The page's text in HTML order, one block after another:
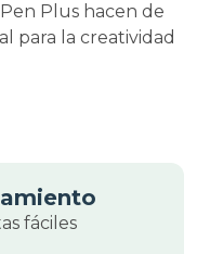
Plus hacen de
para la creatividad
fáciles